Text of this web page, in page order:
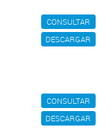
CONSULTAR
DESCARGAR
CONSULTAR
DESCARGAR